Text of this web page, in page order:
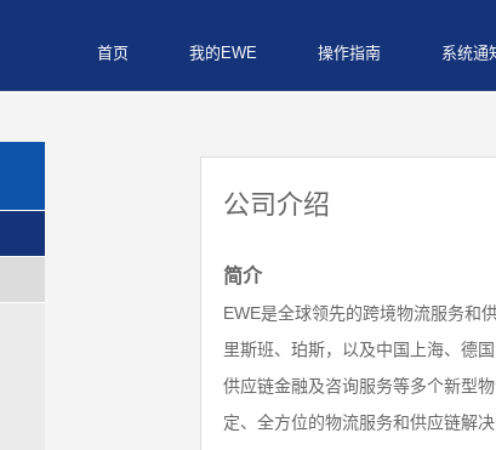
首页 我的EWE 操作指南 系统通
公司介绍
简介
EWE是全球领先的跨境物流服务和
里斯班、珀斯，以及中国上海、德
供应链金融及咨询服务等多个新型
定、全方位的物流服务和供应链解